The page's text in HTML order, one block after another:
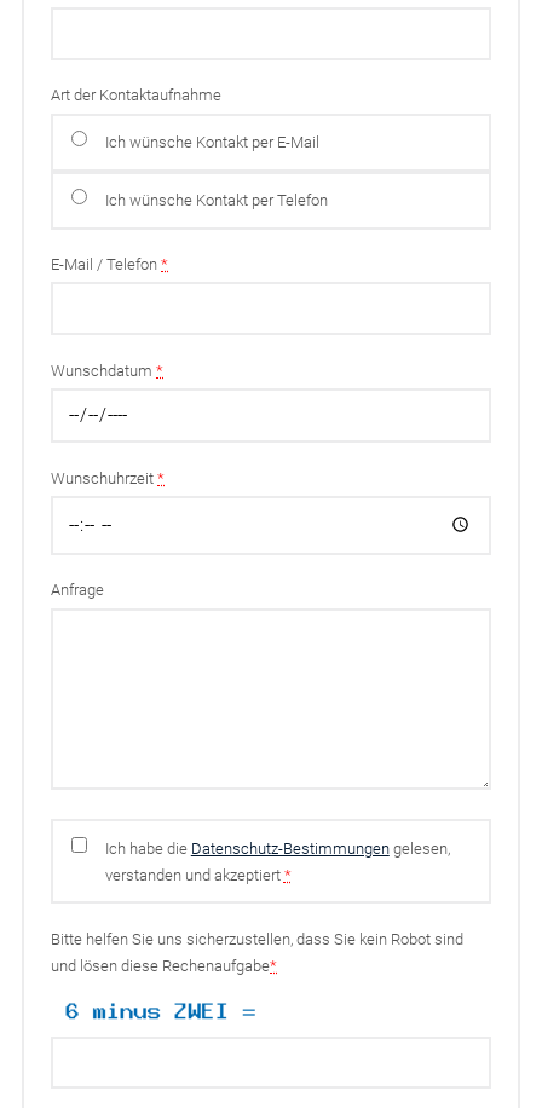
Art der Kontaktaufnahme
Ich wünsche Kontakt per E-Mail
Ich wünsche Kontakt per Telefon
E-Mail / Telefon*
Wunschdatum*
Wunschuhrzeit*
Anfrage
Ich habe die Datenschutz-Bestimmungengelesen,
verstanden und akzeptiert *
Bitte helfen Sie uns sicherzustellen, dass Sie kein Robot sind
und lösen diese Rechenaufgabe*